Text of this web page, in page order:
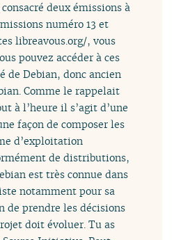
deux émissions à
numéro 13 et
libreavous.org/, vous
pouvez accéder à ces
de Debian, donc ancien
Comme le rappelait
à l’heure il s’agit d’une
façon de composer les
d’exploitation
de distributions,
est très connue dans
notamment pour sa
de prendre les décisions
doit évoluer. Tu as